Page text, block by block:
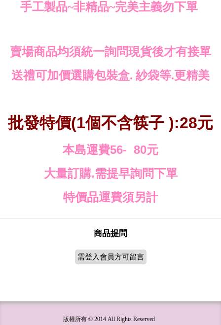
手工製品~非精品~完美主義勿下單
賣場商品均須統一詢問現貨後才有接單
送禮可加價選購包裝盒. 紗袋等.更精美
批發特價(1個不含筷子 ):28元
本島運費56- 80元
大量訂購.需提早詢問下單
特價品運費須另計
商品提問
需登入會員方可留言
版權所有 © 2014 All Rights Reserved